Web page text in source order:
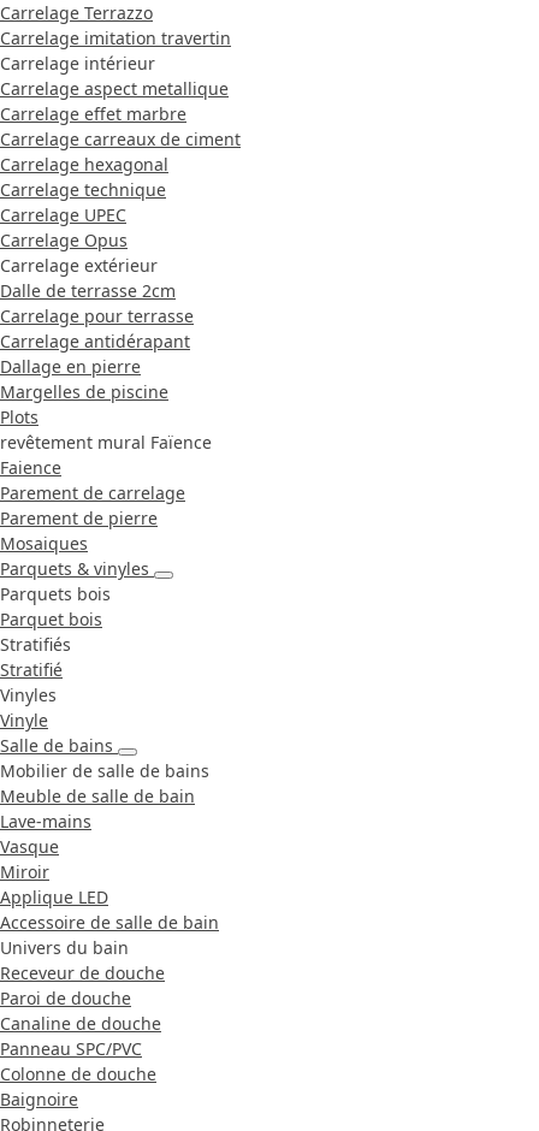
Carrelage Terrazzo
Carrelage imitation travertin
Carrelage intérieur
Carrelage aspect metallique
Carrelage effet marbre
Carrelage carreaux de ciment
Carrelage hexagonal
Carrelage technique
Carrelage UPEC
Carrelage Opus
Carrelage extérieur
Dalle de terrasse 2cm
Carrelage pour terrasse
Carrelage antidérapant
Dallage en pierre
Margelles de piscine
Plots
revêtement mural Faïence
Faience
Parement de carrelage
Parement de pierre
Mosaiques
Parquets & vinyles
Parquets bois
Parquet bois
Stratifiés
Stratifié
Vinyles
Vinyle
Salle de bains
Mobilier de salle de bains
Meuble de salle de bain
Lave-mains
Vasque
Miroir
Applique LED
Accessoire de salle de bain
Univers du bain
Receveur de douche
Paroi de douche
Canaline de douche
Panneau SPC/PVC
Colonne de douche
Baignoire
Robinneterie